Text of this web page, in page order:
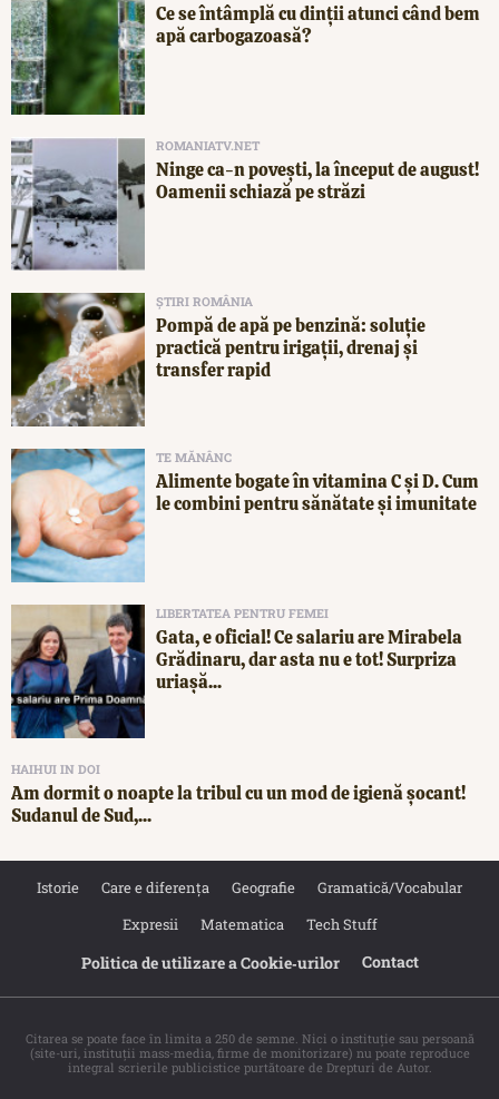
Ce se întâmplă cu dinții atunci când bem
apă carbogazoasă?
ROMANIATV.NET
Ninge ca-n povești, la început de august!
Oamenii schiază pe străzi
ȘTIRI ROMÂNIA
Pompă de apă pe benzină: soluție
practică pentru irigații, drenaj și
transfer rapid
TE MĂNÂNC
Alimente bogate în vitamina C și D. Cum
le combini pentru sănătate și imunitate
LIBERTATEA PENTRU FEMEI
Gata, e oficial! Ce salariu are Mirabela
Grădinaru, dar asta nu e tot! Surpriza
uriașă...
HAIHUI IN DOI
Am dormit o noapte la tribul cu un mod de igienă șocant!
Sudanul de Sud,...
Istorie Care e diferența Geografie
Gramatică/Vocabular
Expresii
Matematica Tech Stuff
Politica de utilizare a Cookie‐urilor Contact
Citarea se poate face în limita a 250 de semne. Nici o instituţie sau persoană
(site-uri, instituţii mass-media, firme de monitorizare) nu poate reproduce
integral scrierile publicistice purtătoare de Drepturi de Autor.